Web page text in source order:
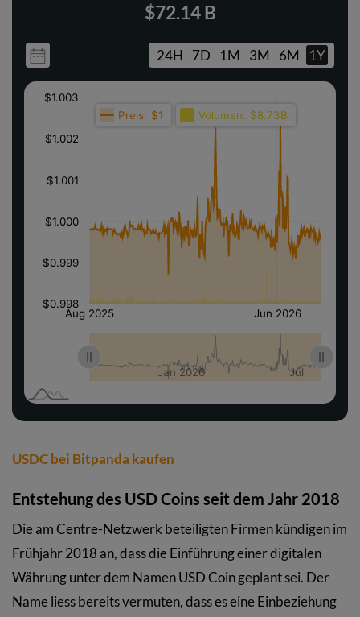
$72.14 B
24H 7D 1M 3M 6M 1Y
USDC bei Bitpanda kaufen
Entstehung des USD Coins seit dem Jahr 2018
Die am Centre-Netzwerk beteiligten Firmen kündigen im
Frühjahr 2018 an, dass die Einführung einer digitalen
Währung unter dem Namen USD Coin geplant sei. Der
Name liess bereits vermuten, dass es eine Einbeziehung